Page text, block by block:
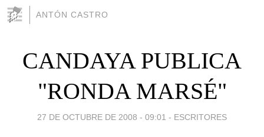
ANTÓN CASTRO
CANDAYA PUBLICA
"RONDA MARSÉ"
27 DE OCTUBRE DE 2008 - 09:01 - ESCRITORES